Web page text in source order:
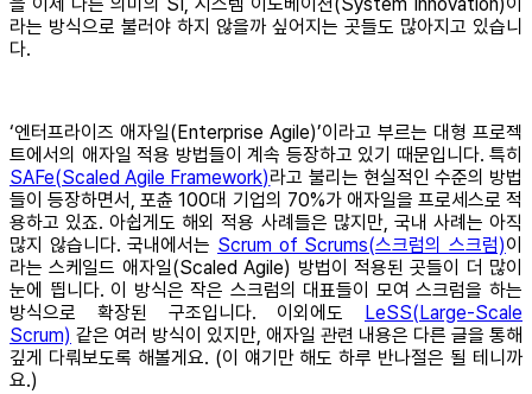
라는 방식으로 불러야 하지 않을까 싶어지는 곳들도 많아지고 있습니
다.
‘엔터프라이즈 애자일(Enterprise Agile)’이라고 부르는 대형 프로젝
트에서의 애자일 적용 방법들이 계속 등장하고 있기 때문입니다. 특히
SAFe(Scaled Agile Framework)라고 불리는 현실적인 수준의 방법
들이 등장하면서, 포츈 100대 기업의 70%가 애자일을 프로세스로 적
용하고 있죠. 아쉽게도 해외 적용 사례들은 많지만, 국내 사례는 아직
많지 않습니다. 국내에서는 Scrum of Scrums(스크럼의 스크럼)이
라는 스케일드 애자일(Scaled Agile) 방법이 적용된 곳들이 더 많이
눈에 띕니다. 이 방식은 작은 스크럼의 대표들이 모여 스크럼을 하는
방식으로 확장된 구조입니다. 이외에도
LeSS(Large-Scale
Scrum) 같은 여러 방식이 있지만, 애자일 관련 내용은 다른 글을 통해
깊게 다뤄보도록 해볼게요. (이 얘기만 해도 하루 반나절은 될 테니까
요.)